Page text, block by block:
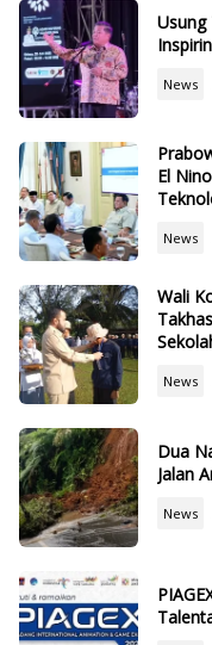
Usung
News
El
News
Wali
News
Dua
Jalan
News